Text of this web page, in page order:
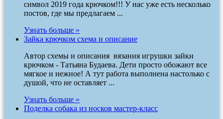
символ 2019 года крючком!!! У нас уже есть несколько
постов, где мы предлагаем ...
Узнать больше »
Зайка крючком схема и описание
Автор схемы и описания вязания игрушки зайки
крючком - Татьяна Будаева. Дети просто обожают все
мягкое и нежное! А тут работа выполнена настолько с
душой, что не оставляет ...
Узнать больше »
Поделка собака из носков мастер-класс